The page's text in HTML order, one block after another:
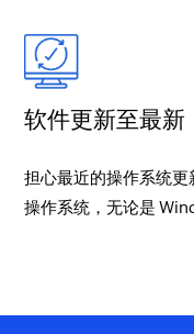
软件更新至最新
担心最近的操作系统
操作系统，无论是